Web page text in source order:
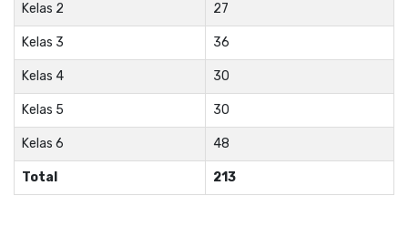
Kelas 2 27
Kelas 3 36
Kelas 4 30
Kelas 5 30
Kelas 6 48
Total 213